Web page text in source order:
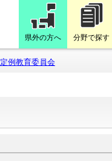
県外の方へ 分野で探す
例教育委員会